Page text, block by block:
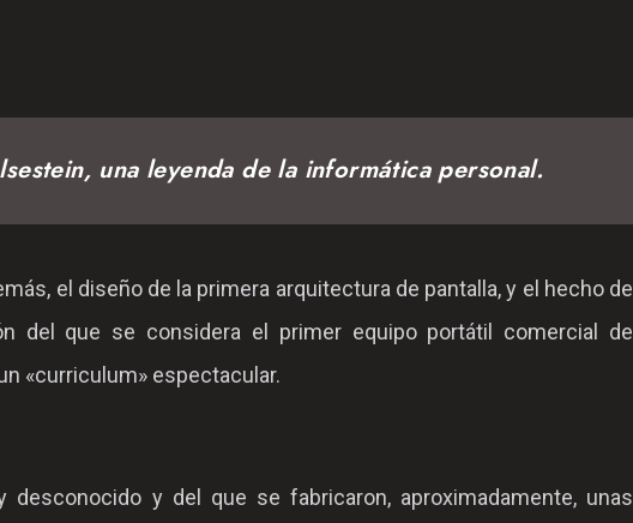
una leyenda de la informática personal.
el diseño de la primera arquitectura de pantalla, y el hecho de
del que se considera el primer equipo portátil comercial de
«curriculum» espectacular.
y del que se fabricaron, aproximadamente, unas